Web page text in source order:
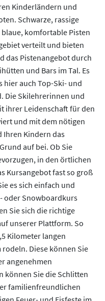
Kinderländern und
Schwarze, rassige
komfortable Pisten
verteilt und bieten
das Pistenangebot durch
und Bars im Tal. Es
hier auch Top-Ski- und
Die Skilehrerinnen und
ihrer Leidenschaft für den
und mit dem nötigen
Ihren Kindern das
auf bei. Ob Sie
in den örtlichen
Kursangebot fast so groß
es sich einfach und
oder Snowboardkurs
Sie sich die richtige
unserer Plattform. So
Kilometer langen
Diese können Sie
angenehmen
können Sie die Schlitten
familienfreundlichen